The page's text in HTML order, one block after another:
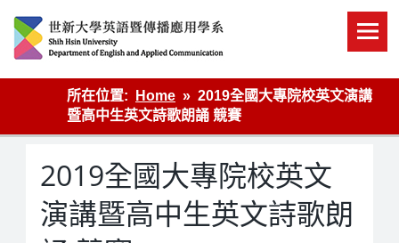
content
英語傳播
所在位置:
Home
2019全國大專院校英文演講
暨高中生英文詩歌朗誦 競賽
2019全國大專院校英文
演講暨高中生英文詩歌朗